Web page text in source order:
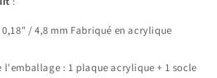
0,18" / 4,8 mm Fabriqué en acrylique
l'emballage : 1 plaque acrylique + 1 socle